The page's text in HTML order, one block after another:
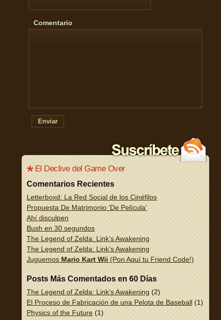
Comentario
Enviar
El Declive del Game Over
Comentarios Recientes
Letterboxd: La Red Social de los Cinéfilos
Propuesta De Matrimonio ‘De Película’
Ahí disculpen
Bush en 30 segundos
The Legend of Zelda: Link’s Awakening
The Legend of Zelda: Link’s Awakening
Juguemos Mario Kart Wii (Pon Aquí tu Friend Code!)
Posts Más Comentados en 60 Días
The Legend of Zelda: Link’s Awakening (2)
El Proceso de Fabricación de una Pelota de Baseball (1)
Physics of the Future (1)